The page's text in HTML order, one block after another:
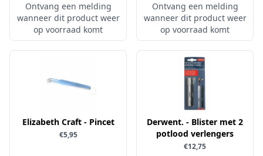
Memento
Mintay
Morgana Fantasy
Nellie's Choice
Overige
Ontvang een melding
wanneer dit product weer
op voorraad komt
Ontvang een melding
wanneer dit product weer
op voorraad komt
Elizabeth Craft - Pincet
€5,95
Derwent. - Blister met 2
potlood verlengers
€12,75